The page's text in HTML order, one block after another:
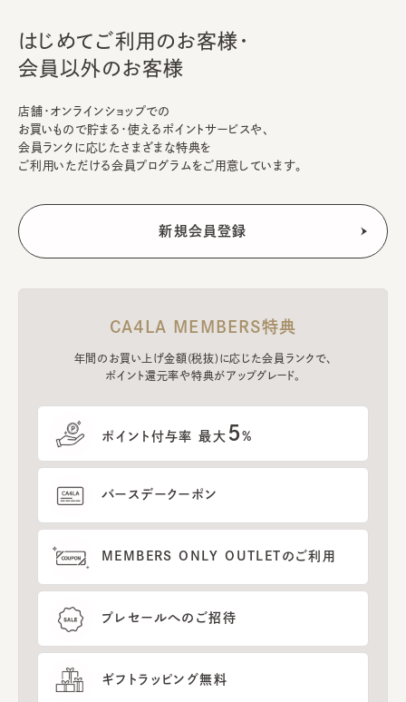
はじめてご利用のお客様・
会員以外のお客様
店舗・オンラインショップでの
お買いもので貯まる・使えるポイントサービスや、
会員ランクに応じたさまざまな特典を
ご利用いただける会員プログラムをご用意しています。
CA4LA MEMBERS特典
年間のお買い上げ金額(税抜)に応じた会員ランクで、
ポイント還元率や特典がアップグレード。
ポイント付与率 最大 5%
バースデークーポン
MEMBERS ONLY OUTLETのご利用
プレセールへのご招待
ギフトラッピング無料